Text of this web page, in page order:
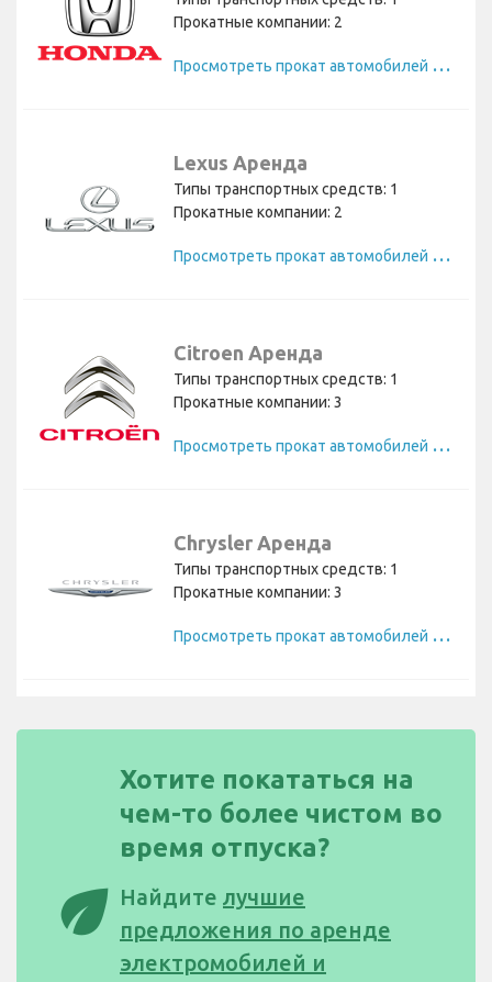
Прокатные компании: 2
П
росмотреть прокат автомобилей Honda
Lexus Аренда
Типы транспортных средств: 1
Прокатные компании: 2
П
росмотреть прокат автомобилей Lexus
Citroen Аренда
Типы транспортных средств: 1
Прокатные компании: 3
П
росмотреть прокат автомобилей Citroen
Chrysler Аренда
Типы транспортных средств: 1
Прокатные компании: 3
П
росмотреть прокат автомобилей Chrysler
eco
Хотите покататься на
чем-то более чистом во
время отпуска?
Найдите лучшие
предложения по аренде
электромобилей и